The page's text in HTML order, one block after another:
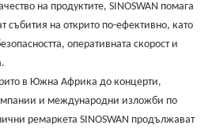
на продуктите, SINOSWAN помага
събития на открито по-ефективно, като
оперативната скорост и
в Южна Африка до концерти,
и международни изложби по
ремаркета SINOSWAN продължават